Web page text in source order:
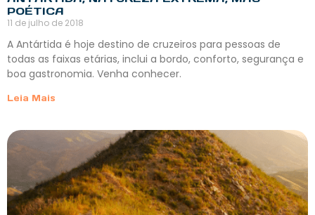
POÉTICA
11 de julho de 2018
A Antártida é hoje destino de cruzeiros para pessoas de
todas as faixas etárias, inclui a bordo, conforto, segurança e
boa gastronomia. Venha conhecer.
Leia Mais